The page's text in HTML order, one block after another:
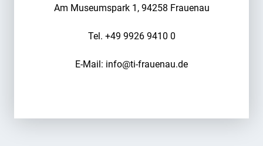
Am Museumspark 1, 94258 Frauenau
Tel. +49 9926 9410 0
E-Mail: info@ti-frauenau.de